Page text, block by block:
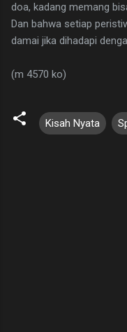
doa, kadang memang
Dan bahwa setiap
damai jika dihadapi
(m 4570 ko)
Kisah Nyata